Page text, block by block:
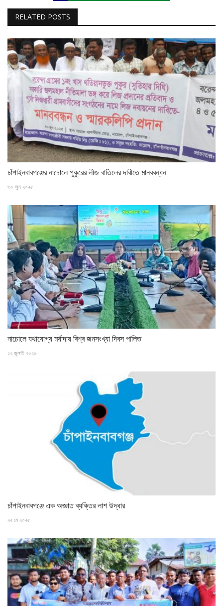
RELATED POSTS
চাঁপাইনবাবগঞ্জের নাচোলে পুকুরের লীজ বাতিলের দাবীতে মানববন্ধন
৩০ জুন ২০২৫
নাচোলে যথাযোগ্য মর্যাদায় বিশ্ব জনসংখ্যা দিবস পালিত
১২ জুলাই ২০২৬
চাঁপাইনবাবগঞ্জে এক অজ্ঞাত ব্যক্তির লাশ উদ্ধার
২২ মে ২০২৫